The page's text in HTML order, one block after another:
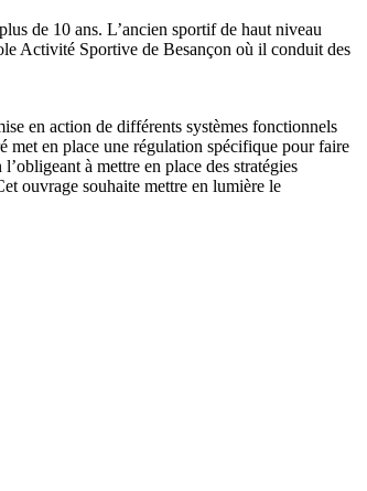
de 10 ans. L’ancien sportif de haut niveau
Activité Sportive de Besançon où il conduit des
en action de différents systèmes fonctionnels
met en place une régulation spécifique pour faire
à mettre en place des stratégies
ouvrage souhaite mettre en lumière le